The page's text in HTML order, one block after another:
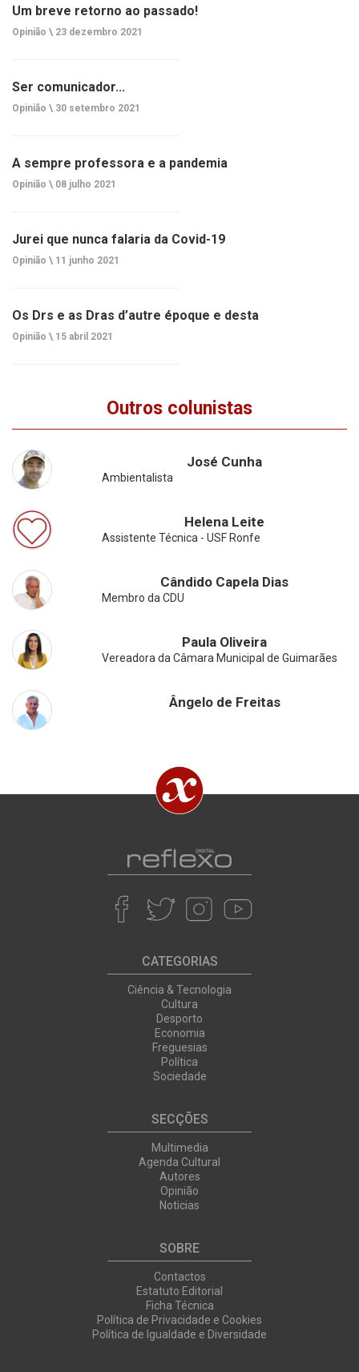
Um breve retorno ao passado!
Opinião \ 23 dezembro 2021
Ser comunicador...
Opinião \ 30 setembro 2021
A sempre professora e a pandemia
Opinião \ 08 julho 2021
Jurei que nunca falaria da Covid-19
Opinião \ 11 junho 2021
Os Drs e as Dras d’autre époque e desta
Opinião \ 15 abril 2021
Outros colunistas
José Cunha
Ambientalista
Helena Leite
Assistente Técnica - USF Ronfe
Cândido Capela Dias
Membro da CDU
Paula Oliveira
Vereadora da Câmara Municipal de Guimarães
Ângelo de Freitas
CATEGORIAS
Ciência & Tecnologia
Cultura
Desporto
Economia
Freguesias
Política
Sociedade
SECÇÕES
Multimedia
Agenda Cultural
Autores
Opinião
Noticias
SOBRE
Contactos
Estatuto Editorial
Ficha Técnica
Política de Privacidade e Cookies
Política de Igualdade e Diversidade